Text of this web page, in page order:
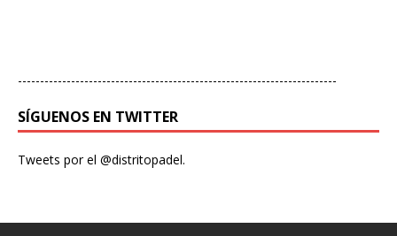
------------------------------------------------------------------------
SÍGUENOS EN TWITTER
Tweets por el @distritopadel.